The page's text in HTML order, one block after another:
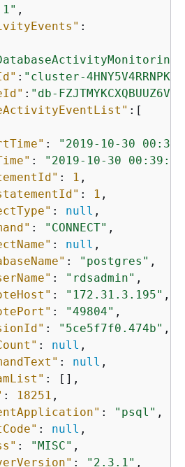
,
:
: "cluster-
: "db-
:[
:
"2019-10-30
:
"2019-10-30
: 1 ,
: 1 ,
: null ,
: "CONNECT" ,
: null ,
: "postgres" ,
: "rdsadmin" ,
: "172.31.3.195" ,
: "49804" ,
: "5ce5f7f0.474b" ,
: null ,
: null ,
: [],
: 18251 ,
: "psql" ,
: null ,
: "MISC" ,
: "2.3.1" ,